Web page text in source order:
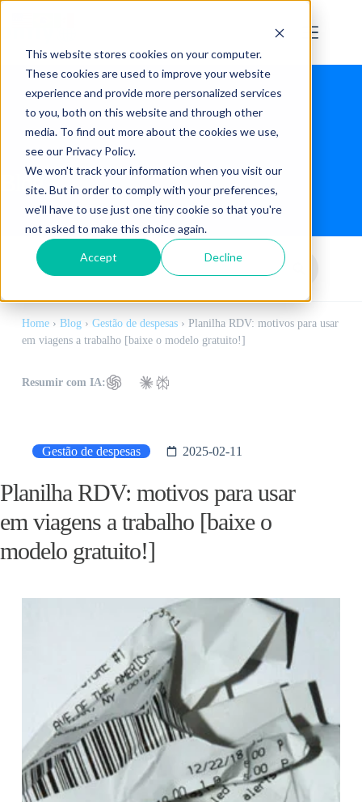
This website stores cookies on your computer.
These cookies are used to improve your website
experience and provide more personalized services
to you, both on this website and through other
media. To find out more about the cookies we use,
see our Privacy Policy.
We won't track your information when you visit our
site. But in order to comply with your preferences,
we'll have to use just one tiny cookie so that you're
not asked to make this choice again.
Accept Decline
Blog
Home› Blog› Gestão de despesas› Planilha RDV: motivos para usar
em viagens a trabalho [baixe o modelo gratuito!]
Resumir com IA:
Gestão de despesas 2025-02-11
Planilha RDV: motivos para usar
em viagens a trabalho [baixe o
modelo gratuito!]